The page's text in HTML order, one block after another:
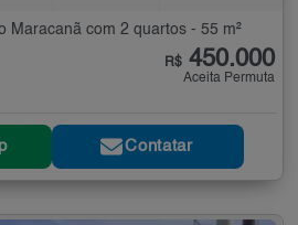
Maracanã com 2 quartos - 55 m²
R$ 450.000
Aceita Permuta
Contatar